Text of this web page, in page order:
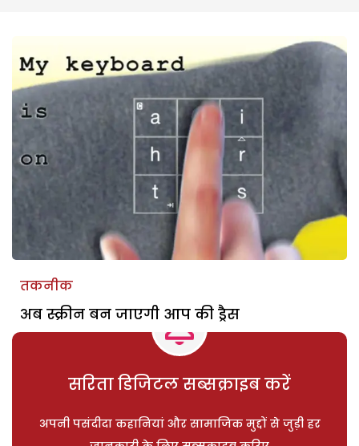
तकनीक
अब स्क्रीन बन जाएगी आप की ड्रैस
सरिता डिजिटल सब्सक्राइब करें
अपनी पसंदीदा कहानियां और सामाजिक मुद्दों से जुड़ी हर